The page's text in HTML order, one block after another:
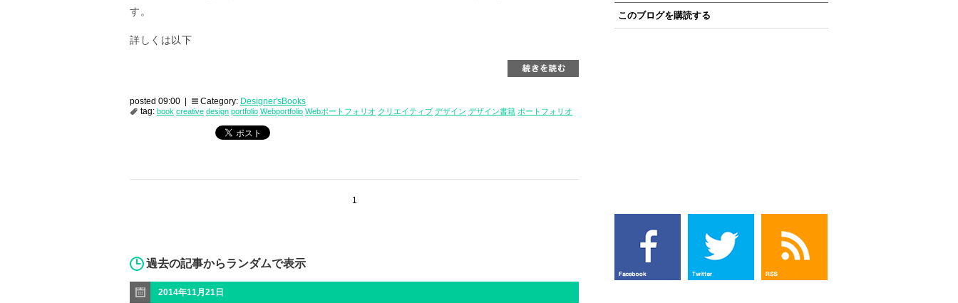
す。
詳しくは以下
posted 09:00 | Category: Designer'sBooks
tag: book creative design portfolio Webportfolio Webポートフォリオ クリエイティブ デザイン デザイン書籍 ポートフォリオ
1
過去の記事からランダムで表示
2014年11月21日
このブログを購読する